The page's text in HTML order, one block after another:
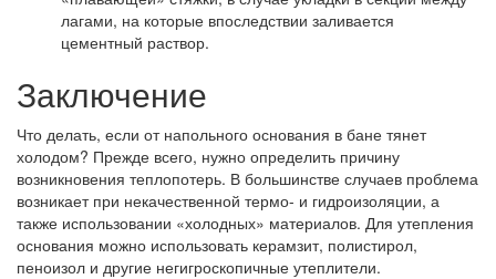
лагами, на которые впоследствии заливается
цементный раствор.
Заключение
Что делать, если от напольного основания в бане тянет
холодом? Прежде всего, нужно определить причину
возникновения теплопотерь. В большинстве случаев проблема
возникает при некачественной термо- и гидроизоляции, а
также использовании «холодных» материалов. Для утепления
основания можно использовать керамзит, полистирол,
пеноизол и другие негигроскопичные утеплители.